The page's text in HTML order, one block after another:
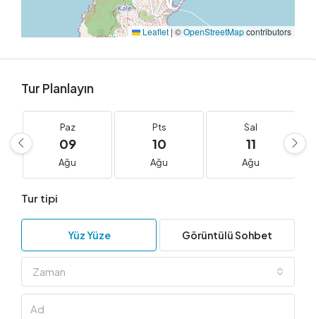
Leaflet | ©OpenStreetMapcontributors
Tur Planlayın
Paz
09
Ağu
Pts
10
Ağu
Sal
11
Ağu
Tur tipi
Yüz Yüze Görüntülü Sohbet
Zaman